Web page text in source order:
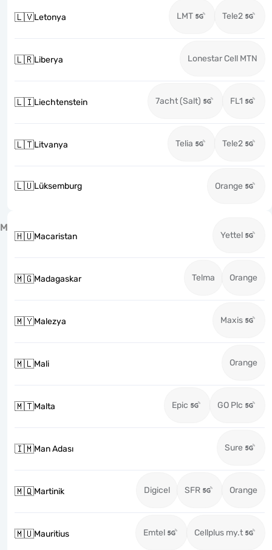
🇱🇻Letonya LMT Tele2
🇱🇷Liberya Lonestar Cell MTN
🇱🇮Liechtenstein 7acht (Salt) FL1
🇱🇹Litvanya Telia Tele2
🇱🇺Lüksemburg Orange
M
🇭🇺Macaristan Yettel
🇲🇬Madagaskar Telma Orange
🇲🇾Malezya Maxis
🇲🇱Mali Orange
🇲🇹Malta Epic GO Plc
🇮🇲Man Adası Sure
🇲🇶Martinik Digicel SFR Orange
🇲🇺Mauritius Emtel Cellplus my.t